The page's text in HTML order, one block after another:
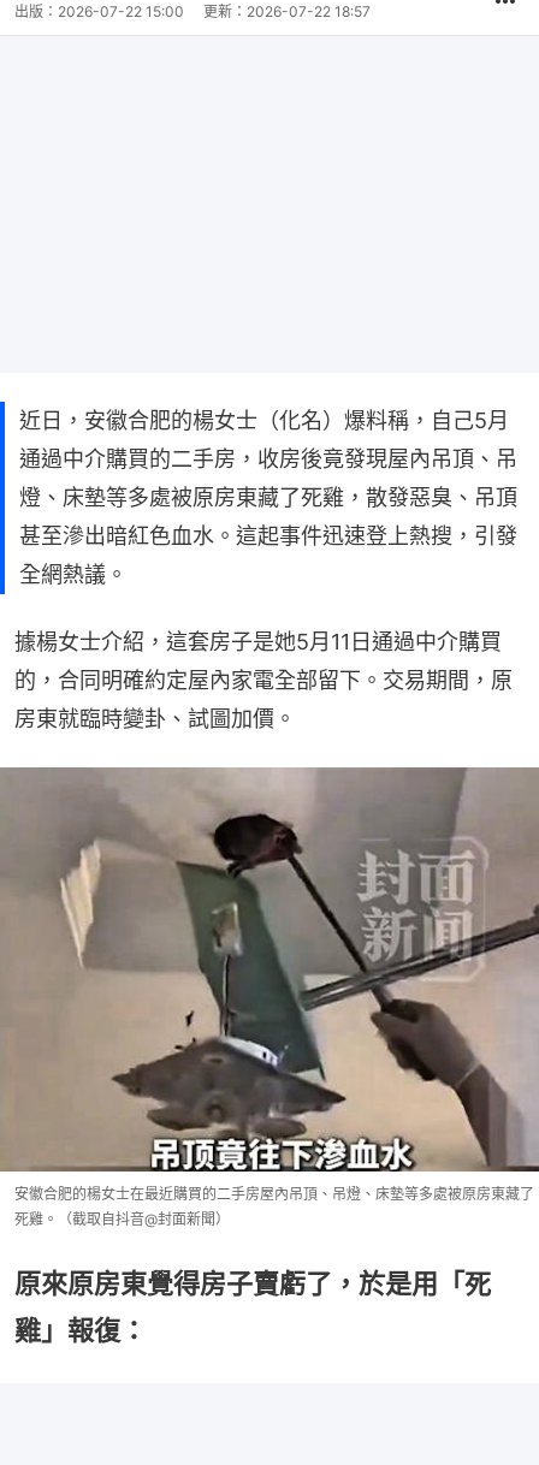
出版： 2026-07-22 15:00 更新： 2026-07-22 18:57
近日，安徽合肥的楊女士（化名）爆料稱，自己5月
通過中介購買的二手房，收房後竟發現屋內吊頂、吊
燈、床墊等多處被原房東藏了死雞，散發惡臭、吊頂
甚至滲出暗紅色血水。這起事件迅速登上熱搜，引發
全網熱議。
據楊女士介紹，這套房子是她5月11日通過中介購買
的，合同明確約定屋內家電全部留下。交易期間，原
房東就臨時變卦、試圖加價。
安徽合肥的楊女士在最近購買的二手房屋內吊頂、吊燈、床墊等多處被原房東藏了
死雞。（截取自抖音@封面新聞）
原來原房東覺得房子賣虧了，於是用「死
雞」報復：